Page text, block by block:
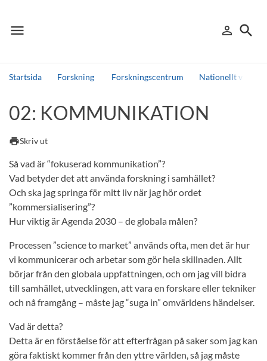
menu
Meny person_outline
Logga in
search
Sök
Startsida Forskning Forskningscentrum Nationellt
Andra söktjänster
Detta är vår testmiljö - endast testdata
02: KOMMUNIKATION
printSkriv ut
Så vad är “fokuserad kommunikation”?
Vad betyder det att använda forskning i samhället?
Och ska jag springa för mitt liv när jag hör ordet
”kommersialisering”?
Hur viktig är Agenda 2030 – de globala målen?
Processen ”science to market” används ofta, men det är hur
vi kommunicerar och arbetar som gör hela skillnaden. Allt
börjar från den globala uppfattningen, och om jag vill bidra
till samhället, utvecklingen, att vara en forskare eller tekniker
och nå framgång – måste jag “suga in” omvärldens händelser.
Vad är detta?
Detta är en förståelse för att efterfrågan på saker som jag kan
göra faktiskt kommer från den yttre världen, så jag måste